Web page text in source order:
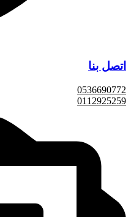
اتصل بنا
0536690772
0112925259